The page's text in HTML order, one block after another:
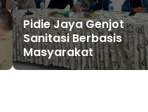
Pidie Jaya Genjot
Sanitasi Berbasis
Masyarakat